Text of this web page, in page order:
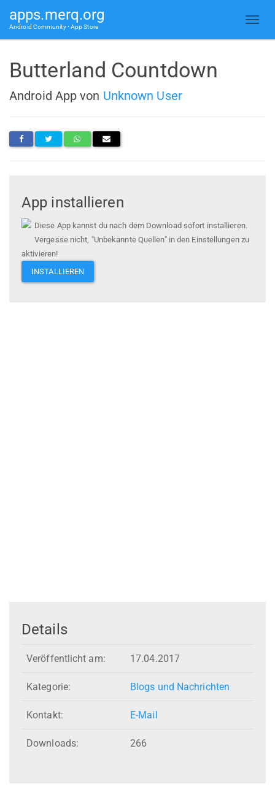
apps.merq.org
Android Community • App Store
Butterland Countdown
Android App von Unknown User
App installieren
Diese App kannst du nach dem Download sofort installieren.
Vergesse nicht, "Unbekannte Quellen" in den Einstellungen zu
aktivieren!
INSTALLIEREN
Details
Veröffentlicht am: 17.04.2017
Kategorie: Blogs und Nachrichten
Kontakt: E-Mail
Downloads: 266